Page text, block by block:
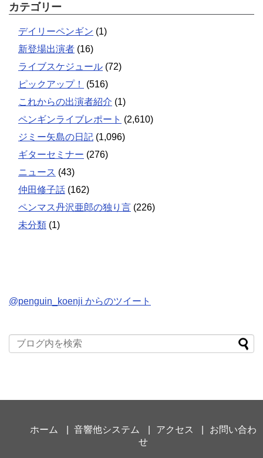
カテゴリー
デイリーペンギン (1)
新登場出演者 (16)
ライブスケジュール (72)
ピックアップ！
(516)
これからの出演者紹介 (1)
ペンギンライブレポート (2,610)
ジミー矢島の日記 (1,096)
ギターセミナー (276)
ニュース (43)
仲田修子話 (162)
ペンマス丹沢亜郎の独り言 (226)
未分類 (1)
@penguin_koenji からのツイート
ホーム 音響他システム アクセス
お問い合わ
せ